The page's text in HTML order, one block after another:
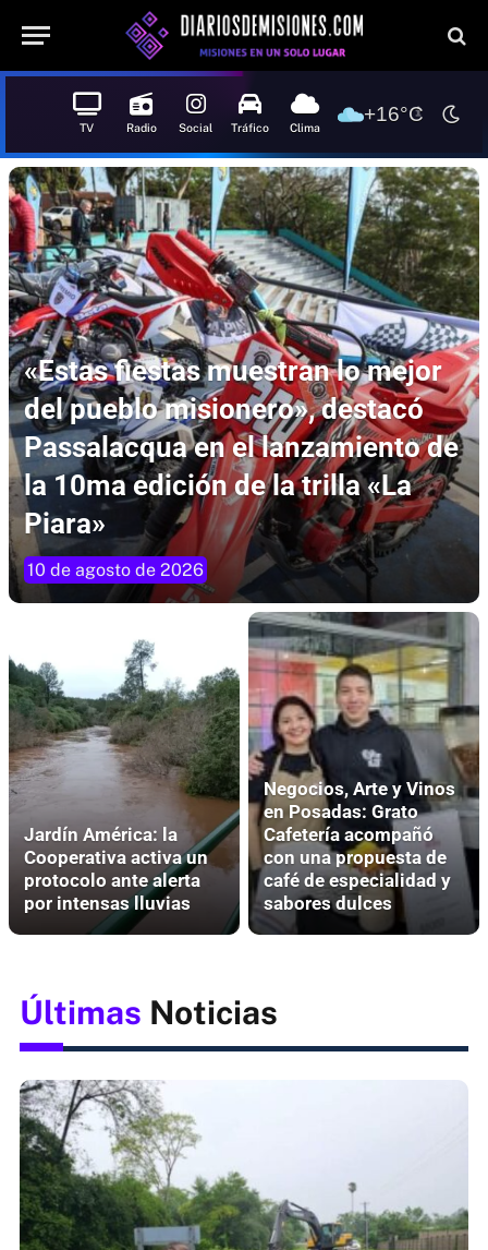
TV Radio Social Tráfico Clima
+16°C
«Estas fiestas muestran lo mejor
del pueblo misionero», destacó
Passalacqua en el lanzamiento de
la 10ma edición de la trilla «La
Piara»
10 de agosto de 2026
Jardín América: la
Cooperativa activa un
protocolo ante alerta
por intensas lluvias
Negocios, Arte y Vinos
en Posadas: Grato
Cafetería acompañó
con una propuesta de
café de especialidad y
sabores dulces
Últimas Noticias